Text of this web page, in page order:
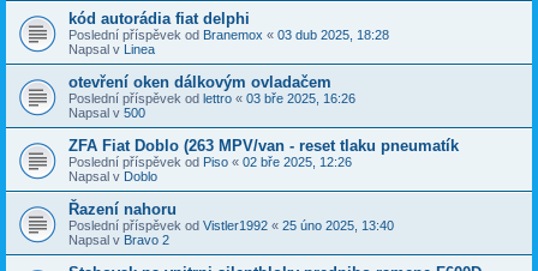
kód autorádia fiat delphi
Poslední příspěvek od Branemox « 03 dub 2025, 18:28
Napsal v Linea
otevření oken dálkovým ovladačem
Poslední příspěvek od lettro « 03 bře 2025, 16:26
Napsal v 500
ZFA Fiat Doblo (263 MPV/van - reset tlaku pneumatík
Poslední příspěvek od Piso « 02 bře 2025, 12:26
Napsal v Doblo
Řazení nahoru
Poslední příspěvek od Vistler1992 « 25 úno 2025, 13:40
Napsal v Bravo 2